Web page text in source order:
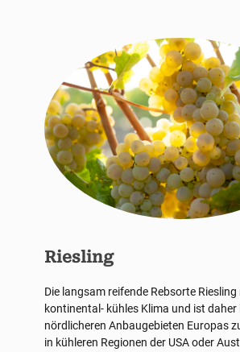
Riesling
Die langsam reifende Rebsorte Riesling
kontinental- kühles Klima und ist daher
nördlicheren Anbaugebieten Europas
in kühleren Regionen der USA oder